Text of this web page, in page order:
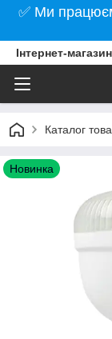
✅ Ми
Інтернет-
Каталог
Новинка